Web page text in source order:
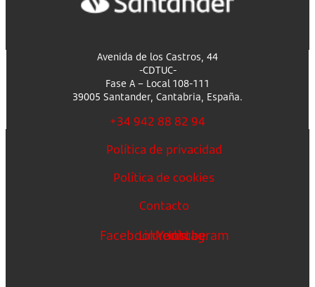
Avenida de los Castros, 44
-CDTUC-
Fase A – Local 108-111
39005 Santander, Cantabria, España.
+34 942 88 82 94
Política de privacidad
Política de cookies
Contacto
FacebookLinkedin
Youtube
Instagram